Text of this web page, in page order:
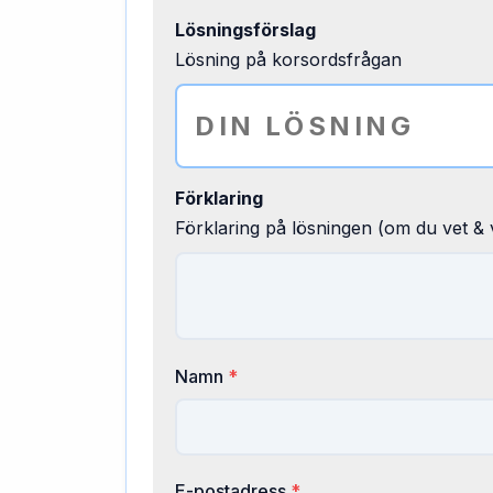
Lösningsförslag
Lösning på korsordsfrågan
Förklaring
Förklaring på lösningen (om du vet &
Namn *